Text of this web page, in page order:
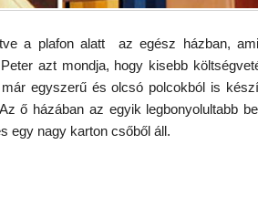
a plafon alatt az egész házban,
azt mondja, hogy kisebb
egyszerű és olcsó polcokból is
ő házában az egyik legbonyolultabb
egy nagy karton csőből áll.